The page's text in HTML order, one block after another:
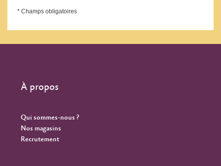
* Champs obligatoires
À propos
Qui sommes-nous ?
Nos magasins
Recrutement